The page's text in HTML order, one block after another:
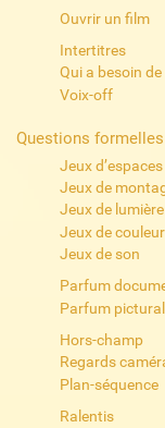
Ouvrir un film
Intertitres
Qui a besoin
Voix-off
Questions formelles
Jeux d’espaces
Jeux de
Jeux de lumière
Jeux de
Jeux de son
Parfum
Parfum pictural
Hors-champ
Regards
Plan-séquence
Ralentis